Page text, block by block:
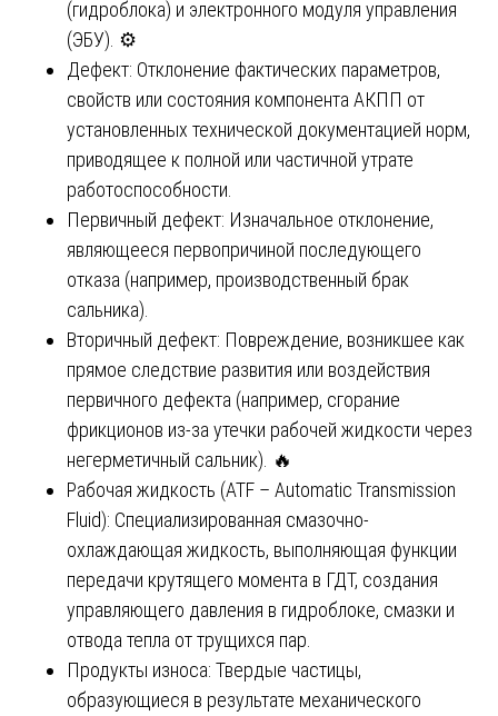
(гидроблока) и электронного модуля управления
(ЭБУ). ⚙️
Дефект: Отклонение фактических параметров,
свойств или состояния компонента АКПП от
установленных технической документацией норм,
приводящее к полной или частичной утрате
работоспособности.
Первичный дефект: Изначальное отклонение,
являющееся первопричиной последующего
отказа (например, производственный брак
сальника).
Вторичный дефект: Повреждение, возникшее как
прямое следствие развития или воздействия
первичного дефекта (например, сгорание
фрикционов из-за утечки рабочей жидкости через
негерметичный сальник). 🔥
Рабочая жидкость (ATF – Automatic Transmission
Fluid): Специализированная смазочно-
охлаждающая жидкость, выполняющая функции
передачи крутящего момента в ГДТ, создания
управляющего давления в гидроблоке, смазки и
отвода тепла от трущихся пар.
Продукты износа: Твердые частицы,
образующиеся в результате механического